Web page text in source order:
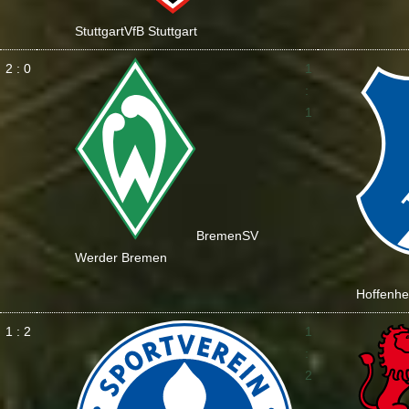
StuttgartVfB Stuttgart
2 : 0
BremenSV
Werder Bremen
1
:
1
1 : 2
1
:
2